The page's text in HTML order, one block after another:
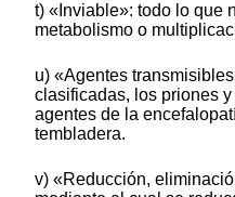
t) «Inviable»: todo lo que
metabolismo o
u) «Agentes
clasificadas, los priones
agentes de la
tembladera.
v) «Reducción,